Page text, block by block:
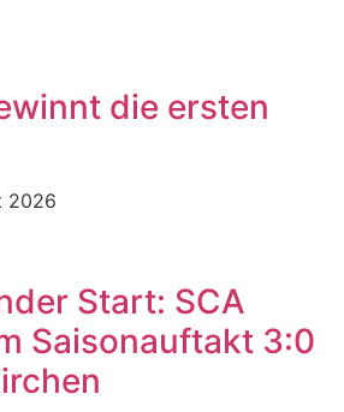
die ersten
2026
Start: SCA
Saisonauftakt 3:0